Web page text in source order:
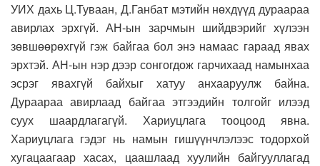
УИХ дахь Ц.Туваан, Д.Ганбат мэтийн нөхдүүд дураараа
авирлах эрхгүй. АН-ын зарчмын шийдвэрийг хүлээн
зөвшөөрөхгүй гэж байгаа бол энэ намаас гараад явах
эрхтэй. АН-ын нэр дээр сонгогдож гарчихаад намынхаа
эсрэг явахгүй байхыг хатуу анхааруулж байна.
Дураараа авирлаад байгаа этгээдийн толгойг илээд
суух шаардлагагүй. Хариуцлага тооцоод явна.
Хариуцлага гэдэг нь намын гишүүнчлэлээс тодорхой
хугацаагаар хасах, цаашлаад хуулийн байгууллагад